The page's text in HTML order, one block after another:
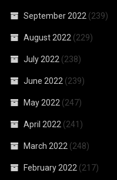
September 2022 (239)
August 2022 (229)
July 2022 (238)
June 2022 (239)
May 2022 (247)
April 2022 (241)
March 2022 (248)
February 2022 (217)